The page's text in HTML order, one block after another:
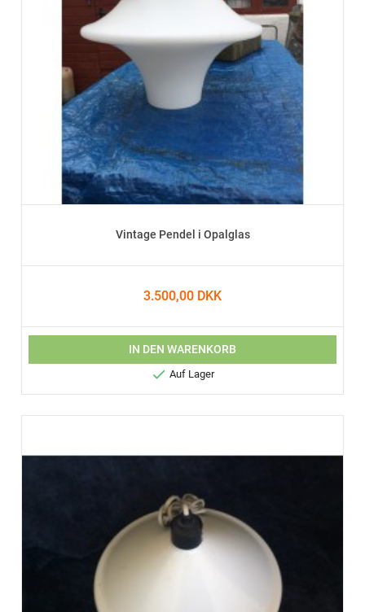
Vintage Pendel i Opalglas
3.500,00 DKK
IN DEN WARENKORB
 Auf Lager